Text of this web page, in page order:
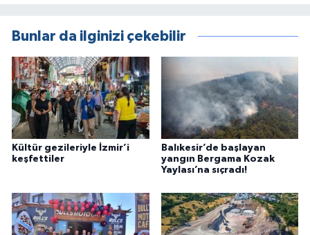
Bunlar da ilginizi çekebilir
Kültür gezileriyle İzmir’i
keşfettiler
Balıkesir’de başlayan
yangın Bergama Kozak
Yaylası’na sıçradı!